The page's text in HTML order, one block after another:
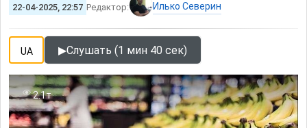
22-04-2025, 22:57 Редактор: Илько Северин
UA ▶Слушать (1 мин 40 сек)
2.1т